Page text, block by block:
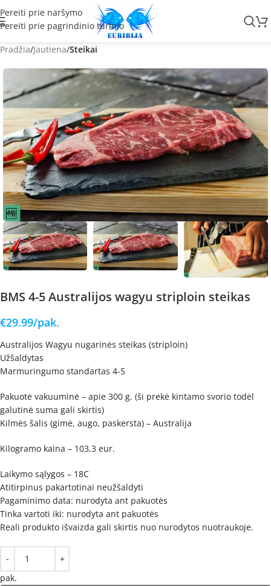
Pereiti prie naršymo
Pereiti prie pagrindinio turinio
Pradžia Jautiena Steikai
BMS 4-5 Australijos wagyu striploin steikas
€29.99/pak.
Australijos Wagyu nugarinės steikas (striploin)
Užšaldytas
Marmuringumo standartas 4-5
Pakuotė vakuuminė – apie 300 g. (ši prekė kintamo svorio todėl
galutinė suma gali skirtis)
Kilmės šalis (gimė, augo, paskersta) – Australija
Kilogramo kaina – 103,3 eur.
Laikymo sąlygos – 18C
Atitirpinus pakartotinai neužšaldyti
Pagaminimo data: nurodyta ant pakuotės
Tinka vartoti iki: nurodyta ant pakuotės
Reali produkto išvaizda gali skirtis nuo nurodytos nuotraukoje.
pak.